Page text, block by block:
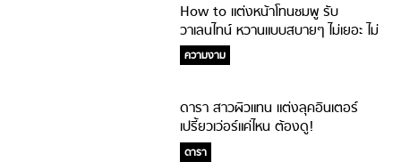
How to แต่งหน้าโทนชมพู รับ
วาเลนไทน์ หวานแบบสบายๆ ไม่เยอะ ไม่
เลี่ยน
ความงาม
ดารา สาวผิวแทน แต่งลุคอินเตอร์
เปรี้ยวเว่อร์แค่ไหน ต้องดู!
ดารา